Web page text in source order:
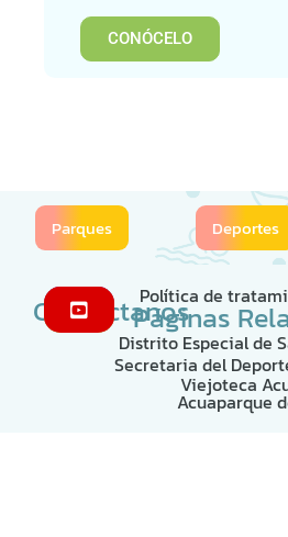
CONÓCELO
Parques Deportes
Contáctanos
Política de
Páginas
Distrito Especial de
Secretaria del
Viejoteca
Acuaparque